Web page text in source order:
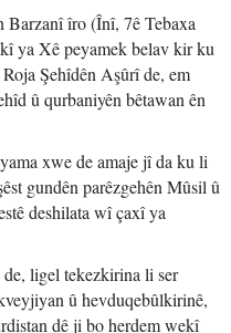
Barzanî îro (Înî, 7ê Tebaxa
ya Xê peyamek belav kir ku
Şehîdên Aşûrî de, em
û qurbaniyên bêtawan ên
xwe de amaje jî da ku li
gundên parêzgehên Mûsil û
deshilata wî çaxî ya
ligel tekezkirina li ser
û hevduqebûlkirinê,
dê ji bo herdem wekî